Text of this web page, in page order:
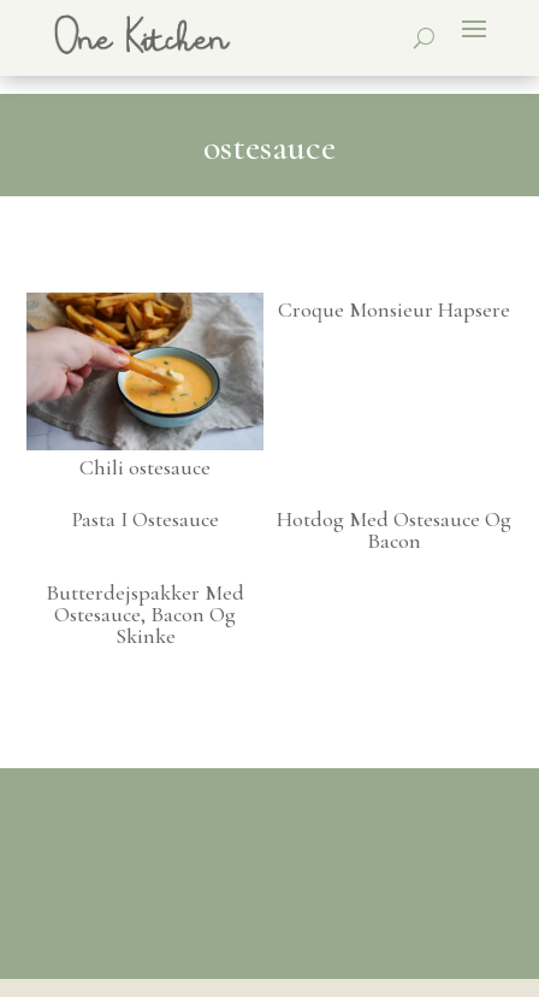
ostesauce
Chili ostesauce
Croque Monsieur Hapsere
Pasta I Ostesauce
Hotdog Med Ostesauce Og
Bacon
Butterdejspakker Med
Ostesauce, Bacon Og
Skinke